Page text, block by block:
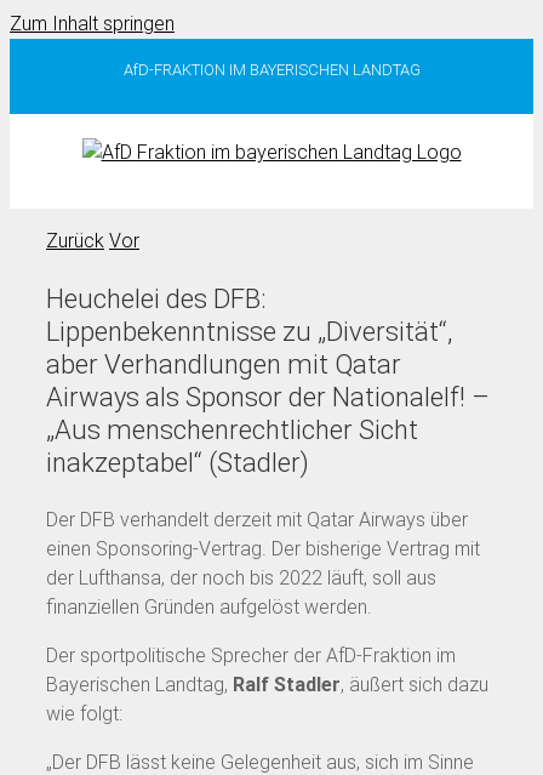
Zum Inhalt springen
AfD-FRAKTION IM BAYERISCHEN LANDTAG
Zurück Vor
Heuchelei des DFB:
Lippenbekenntnisse zu „Diversität“,
aber Verhandlungen mit Qatar
Airways als Sponsor der Nationalelf! –
„Aus menschenrechtlicher Sicht
inakzeptabel“ (Stadler)
Der DFB verhandelt derzeit mit Qatar Airways über
einen Sponsoring-Vertrag. Der bisherige Vertrag mit
der Lufthansa, der noch bis 2022 läuft, soll aus
finanziellen Gründen aufgelöst werden.
Der sportpolitische Sprecher der AfD-Fraktion im
Bayerischen Landtag, Ralf Stadler, äußert sich dazu
wie folgt:
„Der DFB lässt keine Gelegenheit aus, sich im Sinne